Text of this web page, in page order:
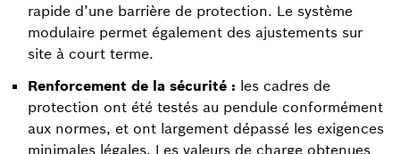
rapide d’une barrière de protection. Le système
modulaire permet également des ajustements sur
site à court terme.
Renforcement de la sécurité : les cadres de
protection ont été testés au pendule conformément
aux normes, et ont largement dépassé les exigences
minimales légales. Les valeurs de charge obtenues